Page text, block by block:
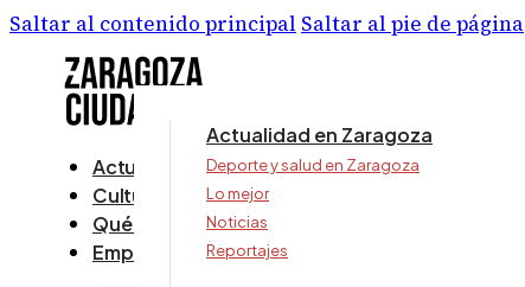
Saltar al contenido principal Saltar al pie de página
Actualidad
Cultura y ocio
Qué ver y hacer
Empresa
Actualidad en Zaragoza
Deporte y salud en Zaragoza
Lo mejor
Noticias
Reportajes